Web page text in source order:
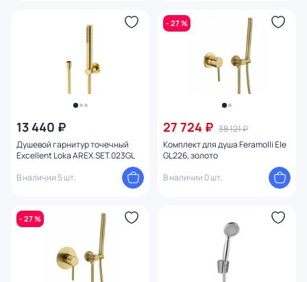
13 440 ₽
Душевой гарнитур точечный
Excellent Loka AREX.SET.023GL
В наличии 5 шт.
- 27 %
27 724 ₽ 38 121 ₽
Комплект для душа Feramolli Ele
GL226, золото
В наличии 0 шт.
- 27 %